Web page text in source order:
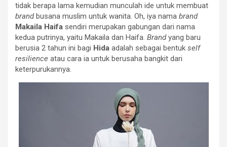
tidak berapa lama kemudian munculah ide untuk membuat
brandbusana muslim untuk wanita. Oh, iya nama brand
Makaila Haifa sendiri merupakan gabungan dari nama
kedua putrinya, yaitu Makaila dan Haifa. Brandyang baru
berusia 2 tahun ini bagi Hida adalah sebagai bentuk self
resilience atau cara ia untuk berusaha bangkit dari
keterpurukannya.